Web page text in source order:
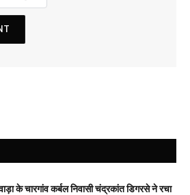
के चारगांव कर्बल निवासी चंद्रकांत डिगरसे ने रचा